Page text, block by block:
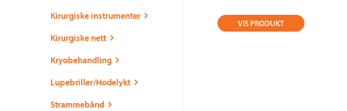
Kirurgiske instrumenter
Kirurgiske nett
Kryobehandling
Lupebriller/Hodelykt
Strammebånd
VIS PRODUKT